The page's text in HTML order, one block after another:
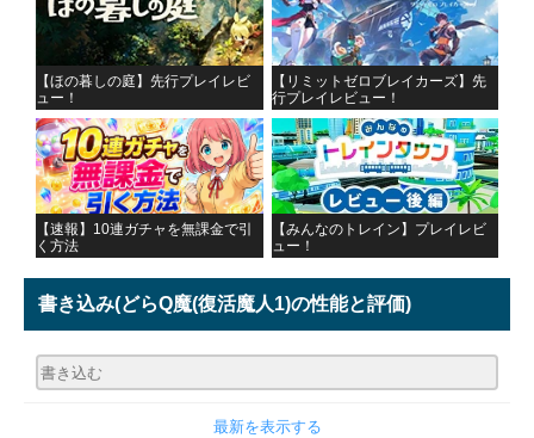
【ほの暮しの庭】先行プレイレビ
ュー！
【リミットゼロブレイカーズ】先
行プレイレビュー！
【速報】10連ガチャを無課金で引
く方法
【みんなのトレイン】プレイレビ
ュー！
書き込み(どらQ魔(復活魔人1)の性能と評価)
最新を表示する